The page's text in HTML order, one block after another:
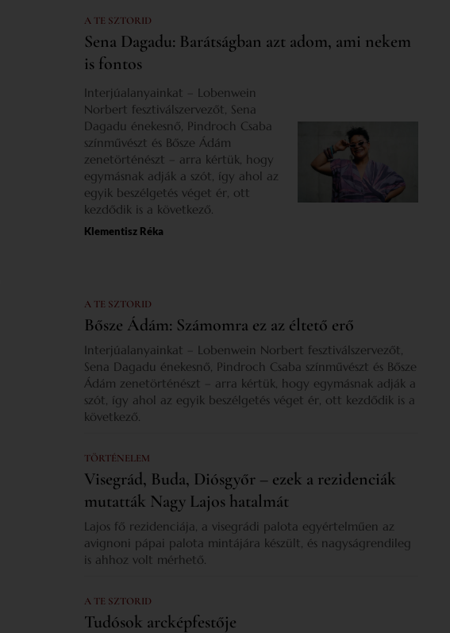
A TE SZTORID
Sena Dagadu: Barátságban azt adom, ami nekem
is fontos
Interjúalanyainkat – Lobenwein
Norbert fesztiválszervezőt, Sena
Dagadu énekesnő, Pindroch Csaba
színművészt és Bősze Ádám
zenetörténészt – arra kértük, hogy
egymásnak adják a szót, így ahol az
egyik beszélgetés véget ér, ott
kezdődik is a következő.
Klementisz Réka
A TE SZTORID
Bősze Ádám: Számomra ez az éltető erő
Interjúalanyainkat – Lobenwein Norbert fesztiválszervezőt,
Sena Dagadu énekesnő, Pindroch Csaba színművészt és Bősze
Ádám zenetörténészt – arra kértük, hogy egymásnak adják a
szót, így ahol az egyik beszélgetés véget ér, ott kezdődik is a
következő.
TÖRTÉNELEM
Visegrád, Buda, Diósgyőr – ezek a rezidenciák
mutatták Nagy Lajos hatalmát
Lajos fő rezidenciája, a visegrádi palota egyértelműen az
avignoni pápai palota mintájára készült, és nagyságrendileg
is ahhoz volt mérhető.
A TE SZTORID
Tudósok arcképfestője